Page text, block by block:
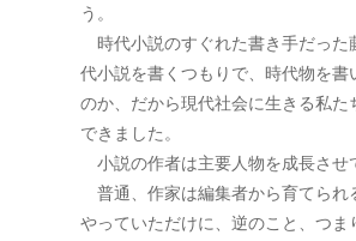
う。
時代小説のすぐれた書き手だった
代小説を書くつもりで、時代物を
のか、だから現代社会に生きる私
できました。
小説の作者は主要人物を成長させ
普通、作家は編集者から育てられ
やっていただけに、逆のこと、つ